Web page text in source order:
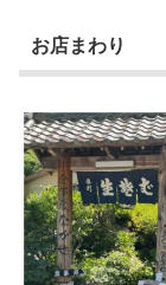
お店まわり